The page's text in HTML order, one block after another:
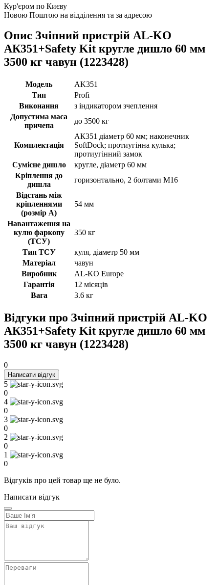
Кур'єром по Києву
Новою Поштою на відділення та за адресою
Опис Зчіпний пристрій AL-KO
АК351+Safety Kit кругле дишло 60 мм
3500 кг чавун (1223428)
Модель
AK351
Тип
Profi
Виконання
з індикатором зчеплення
Допустима маса
причепа
до 3500 кг
Комплектація
АК351 діаметр 60 мм; наконечник
SoftDock; протиугінна кулька;
протиугінний замок
Сумісне дишло
кругле, діаметр 60 мм
Кріплення до
дишла
горизонтально, 2 болтами M16
Відстань між
кріпленнями
(розмір А)
54 мм
Навантаження на
кулю фаркопу
(ТСУ)
350 кг
Тип ТСУ
куля, діаметр 50 мм
Матеріал
чавун
Виробник
AL-KO Europe
Гарантія
12 місяців
Вага
3.6 кг
Відгуки про Зчіпний пристрій AL-KO
АК351+Safety Kit кругле дишло 60 мм
3500 кг чавун (1223428)
0
Написати відгук
5
0
4
0
3
0
2
0
1
0
Відгуків про цей товар ще не було.
Написати відгук